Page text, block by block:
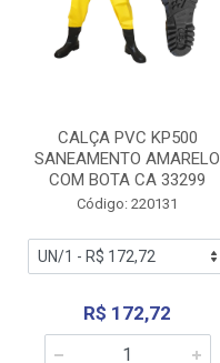
CALÇA PVC KP500
SANEAMENTO AMARELO
COM BOTA CA 33299
Código: 220131
R$ 172,72